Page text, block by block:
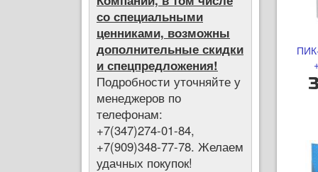
со специальными
ценниками, возможны
дополнительные скидки
и спецпредложения!
Подробности уточняйте у
менеджеров по
телефонам:
+7(347)274-01-84,
+7(909)348-77-78. Желаем
удачных покупок!